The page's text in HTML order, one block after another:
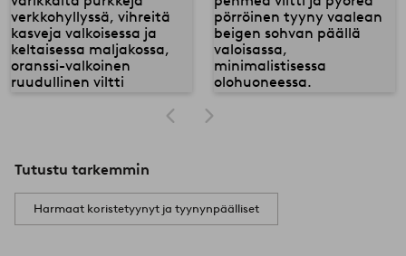
Tutustu tarkemmin
Harmaat koristetyynyt ja tyynynpäälliset